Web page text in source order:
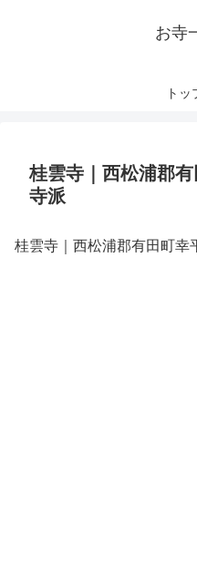
お寺
トッ
桂雲寺｜西松浦郡
寺派
桂雲寺｜西松浦郡有田町幸